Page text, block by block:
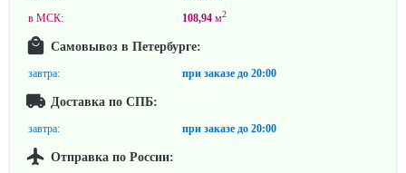
в МСК: 108,94 м2
Самовывоз в Петербурге:
завтра: при заказе до 20:00
Доставка по СПБ:
завтра: при заказе до 20:00
Отправка по России: